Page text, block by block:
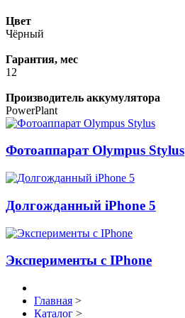
Цвет
Чёрный
Гарантия, мес
12
Производитель аккумулятора
PowerPlant
Фотоаппарат Olympus Stylus
Долгожданный iPhone 5
Эксперименты с IPhone
Главная >
Каталог >